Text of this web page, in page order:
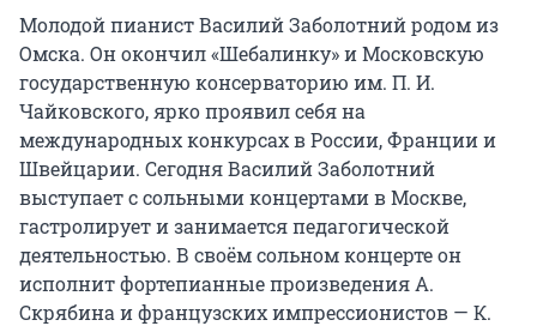
Молодой пианист Василий Заболотний родом из
Омска. Он окончил «Шебалинку» и Московскую
государственную консерваторию им. П. И.
Чайковского, ярко проявил себя на
международных конкурсах в России, Франции и
Швейцарии. Сегодня Василий Заболотний
выступает с сольными концертами в Москве,
гастролирует и занимается педагогической
деятельностью. В своём сольном концерте он
исполнит фортепианные произведения А.
Скрябина и французских импрессионистов — К.